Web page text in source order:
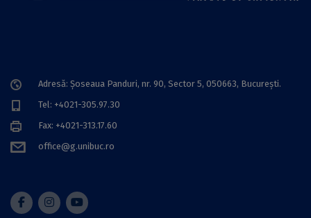
Adresă: Șoseaua Panduri, nr. 90, Sector 5, 050663, Bucureşti.
Tel: +4021-305.97.30
Fax: +4021-313.17.60
office@g.unibuc.ro